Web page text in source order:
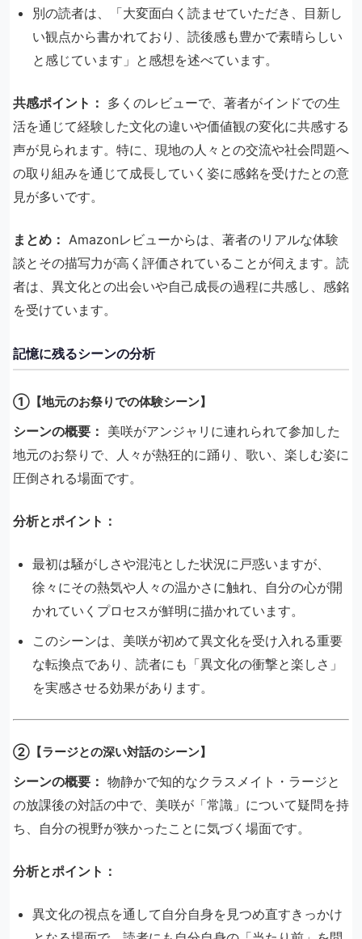
別の読者は、「大変面白く読ませていただき、目新し
い観点から書かれており、読後感も豊かで素晴らしい
と感じています」と感想を述べています。
共感ポイント： 多くのレビューで、著者がインドでの生
活を通じて経験した文化の違いや価値観の変化に共感する
声が見られます。​特に、現地の人々との交流や社会問題へ
の取り組みを通じて成長していく姿に感銘を受けたとの意
見が多いです。​
まとめ： Amazonレビューからは、著者のリアルな体験
談とその描写力が高く評価されていることが伺えます。​読
者は、異文化との出会いや自己成長の過程に共感し、感銘
を受けています。
記憶に残るシーンの分析
①【地元のお祭りでの体験シーン】
シーンの概要： 美咲がアンジャリに連れられて参加した
地元のお祭りで、人々が熱狂的に踊り、歌い、楽しむ姿に
圧倒される場面です。
分析とポイント：
最初は騒がしさや混沌とした状況に戸惑いますが、
徐々にその熱気や人々の温かさに触れ、自分の心が開
かれていくプロセスが鮮明に描かれています。
このシーンは、美咲が初めて異文化を受け入れる重要
な転換点であり、読者にも「異文化の衝撃と楽しさ」
を実感させる効果があります。
②【ラージとの深い対話のシーン】
シーンの概要： 物静かで知的なクラスメイト・ラージと
の放課後の対話の中で、美咲が「常識」について疑問を持
ち、自分の視野が狭かったことに気づく場面です。
分析とポイント：
異文化の視点を通して自分自身を見つめ直すきっかけ